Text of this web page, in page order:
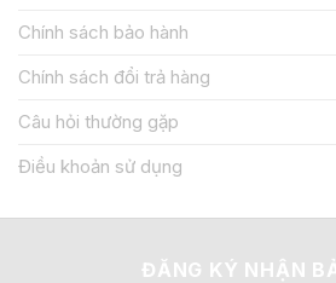
Chính sách bảo hành
Chính sách đổi trả hàng
Câu hỏi thường gặp
Điều khoản sử dụng
ĐĂNG KÝ NHẬN